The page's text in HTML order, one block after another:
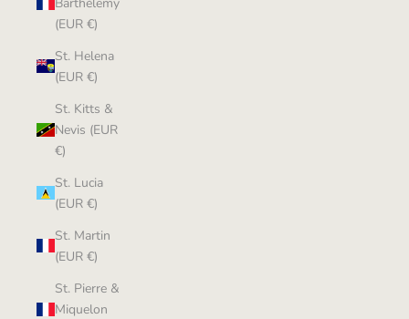
(EUR €)
St. Helena
(EUR €)
St. Kitts &
Nevis (EUR
€)
St. Lucia
(EUR €)
St. Martin
(EUR €)
St. Pierre &
Miquelon